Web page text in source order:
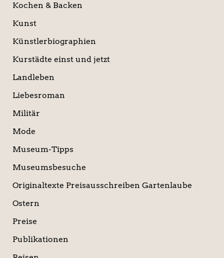
Kochen & Backen
Kunst
Künstlerbiographien
Kurstädte einst und jetzt
Landleben
Liebesroman
Militär
Mode
Museum-Tipps
Museumsbesuche
Originaltexte Preisausschreiben Gartenlaube
Ostern
Preise
Publikationen